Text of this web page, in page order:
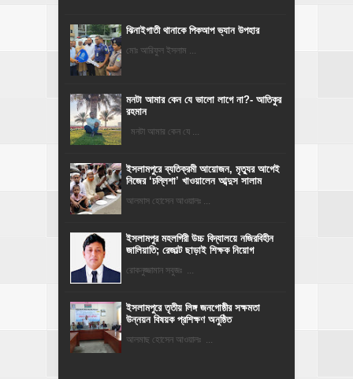
ঝিনাইগাতী থানাকে পিকআপ ভ্যান উপহার
মোঃ আরিফুল ইসলাম ...
মনটা আমার কেন যে ভালো লাগে না?- আতিকুর
রহমান
মনটা আমার কেন যে ...
‎ইসলামপুরে ব্যতিক্রমী আয়োজন, মৃত্যুর আগেই
নিজের ‘চল্লিশা’ খাওয়ালেন আব্দুস সালাম
আলমাস হোসেন আওয়ালঃ ...
​ইসলামপুর মহলগিরী উচ্চ বিদ্যালয়ে নজিরবিহীন
জালিয়াতি; রেজাল্ট ছাড়াই শিক্ষক নিয়োগ
রোকনুজ্জামান সবুজঃ ...
ইসলামপুরে তৃতীয় লিঙ্গ জনগোষ্ঠীর সক্ষমতা
উন্নয়ন বিষয়ক প্রশিক্ষণ অনুষ্ঠিত
আলমাছ হোসেন আওয়ালঃ ...